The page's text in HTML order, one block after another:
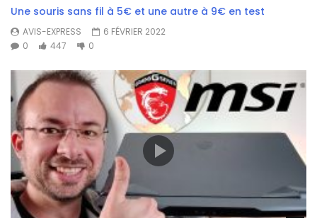
Une souris sans fil à 5€ et une autre à 9€ en test
AVIS-EXPRESS
6 FÉVRIER 2022
0
447 0